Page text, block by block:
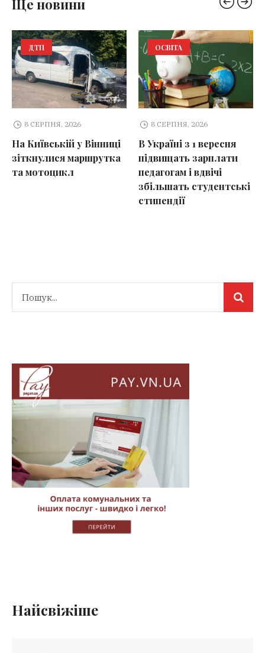
Ще новини
ДТП
8 СЕРПНЯ, 2026
На Київській у Вінниці
зіткнулися маршрутка
та мотоцикл
ОСВІТА
8 СЕРПНЯ, 2026
В Україні з 1 вересня
підвищать зарплати
педагогам і вдвічі
збільшать студентські
стипендії
Найсвіжіше